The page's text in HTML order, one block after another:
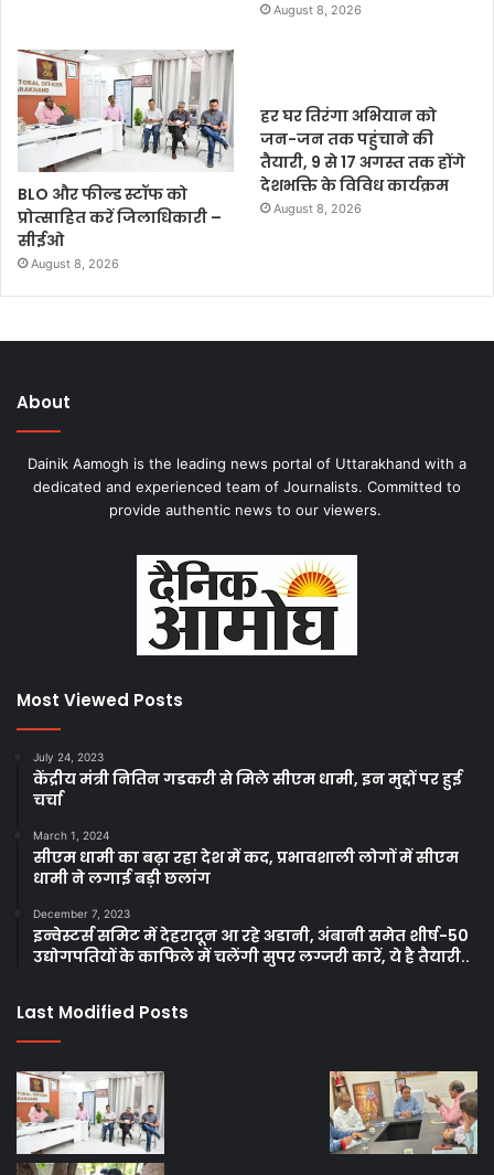
August 8, 2026
BLO और फील्ड स्टॉफ को
प्रोत्साहित करें जिलाधिकारी –
सीईओ
August 8, 2026
हर घर तिरंगा अभियान को
जन-जन तक पहुंचाने की
तैयारी, 9 से 17 अगस्त तक होंगे
देशभक्ति के विविध कार्यक्रम
August 8, 2026
About
Dainik Aamogh is the leading news portal of Uttarakhand with a
dedicated and experienced team of Journalists. Committed to
provide authentic news to our viewers.
Most Viewed Posts
July 24, 2023
केंद्रीय मंत्री नितिन गडकरी से मिले सीएम धामी, इन मुद्दों पर हुई
चर्चा
March 1, 2024
सीएम धामी का बढ़ा रहा देश में कद, प्रभावशाली लोगों में सीएम
धामी ने लगाई बड़ी छलांग
December 7, 2023
इन्वेस्टर्स समिट में देहरादून आ रहे अडानी, अंबानी समेत शीर्ष-50
उद्योगपतियों के काफिले में चलेंगी सुपर लग्जरी कारें, ये है तैयारी..
Last Modified Posts